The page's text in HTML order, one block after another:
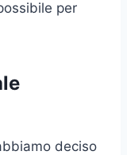
per
deciso